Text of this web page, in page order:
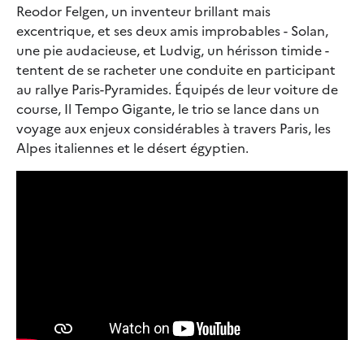
Reodor Felgen, un inventeur brillant mais
excentrique, et ses deux amis improbables - Solan,
une pie audacieuse, et Ludvig, un hérisson timide -
tentent de se racheter une conduite en participant
au rallye Paris-Pyramides. Équipés de leur voiture de
course, Il Tempo Gigante, le trio se lance dans un
voyage aux enjeux considérables à travers Paris, les
Alpes italiennes et le désert égyptien.